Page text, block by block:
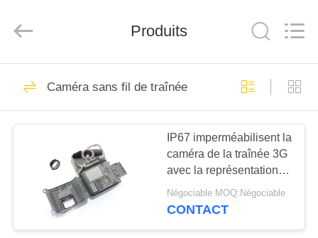
MAISON
PRODUITS
VIDÉOS
ASIA
Rights
Caméras de chasse
199
77
Produits
Caméra sans fil de traînée
IP67 imperméabilisent la
caméra de la traînée 3G
avec la représentation
fiable et la qualité
d'image supérieure
Négociable MOQ:Négociable
CONTACT